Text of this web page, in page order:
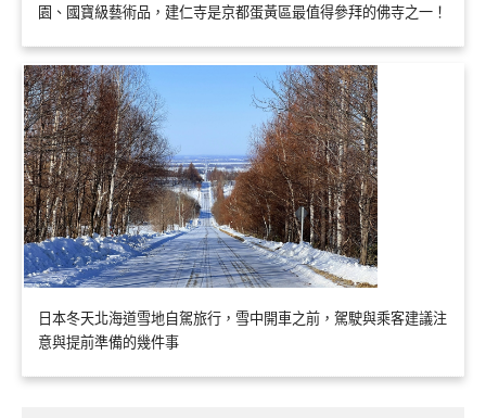
園、國寶級藝術品，建仁寺是京都蛋黃區最值得參拜的佛寺之一！
日本冬天北海道雪地自駕旅行，雪中開車之前，駕駛與乘客建議注
意與提前準備的幾件事